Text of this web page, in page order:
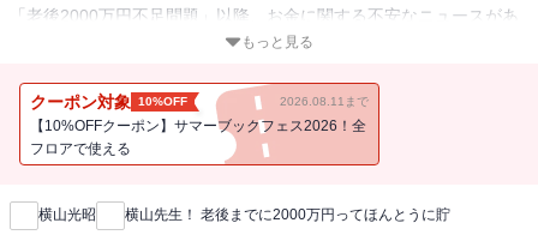
「老後2000万円不足問題」以降、お金に関する不安なニュースがあ
とを絶たちません。――でも、ちょっとまってください！いちばん
とです。情報に振り回されず、将来に向けてやるべきことが見えれ
ば、不安は一気になくなります。お金の超プロフェッショナルが、
誰でもできる「一生お金に困らない仕組み」を伝授します！（目
章 年金と深く関わる「人生100年時代」を知ろう 第２章 2000万
円より必要な人、少なくて済む人 第３章 年金制度のおさらいと、
もっと見る
クーポン対象 10%OFF 2026.08.11まで
【10%OFFクーポン】サマーブックフェス2026！全
フロアで使える
新刊通知
横山光昭 横山先生！ 老後までに2000万円ってほんとうに貯